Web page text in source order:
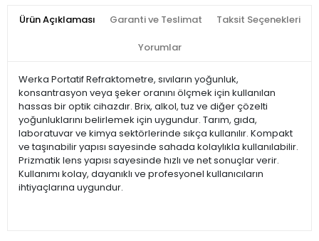
Ürün Açıklaması Garanti ve Teslimat Taksit Seçenekleri
Yorumlar
Werka Portatif Refraktometre, sıvıların yoğunluk,
konsantrasyon veya şeker oranını ölçmek için kullanılan
hassas bir optik cihazdır. Brix, alkol, tuz ve diğer çözelti
yoğunluklarını belirlemek için uygundur. Tarım, gıda,
laboratuvar ve kimya sektörlerinde sıkça kullanılır. Kompakt
ve taşınabilir yapısı sayesinde sahada kolaylıkla kullanılabilir.
Prizmatik lens yapısı sayesinde hızlı ve net sonuçlar verir.
Kullanımı kolay, dayanıklı ve profesyonel kullanıcıların
ihtiyaçlarına uygundur.